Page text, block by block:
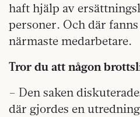
haft hjälp av
personer. Och där
närmaste medarbetare.
Tror du att någon
– Den saken
där gjordes en